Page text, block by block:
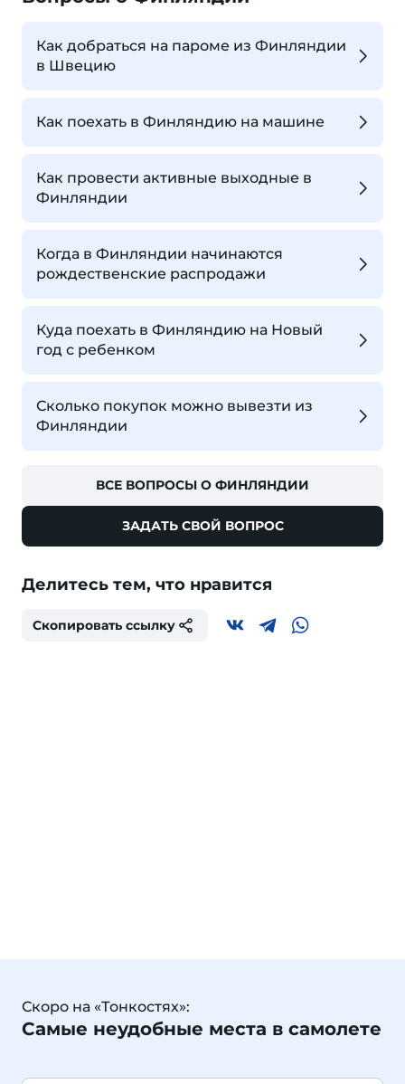
Как добраться на пароме из Финляндии
в Швецию
Как поехать в Финляндию на машине
Как провести активные выходные в
Финляндии
Когда в Финляндии начинаются
рождественские распродажи
Куда поехать в Финляндию на Новый
год с ребенком
Сколько покупок можно вывезти из
Финляндии
ВСЕ ВОПРОСЫ О ФИНЛЯНДИИ
ЗАДАТЬ СВОЙ ВОПРОС
Делитесь тем, что нравится
Скопировать ссылку
Скоро на «Тонкостях»:
Самые неудобные места в самолете